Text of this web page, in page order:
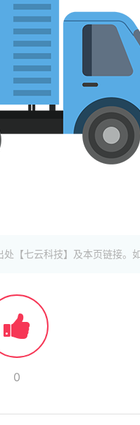
【七云科技】及本页链接。
0